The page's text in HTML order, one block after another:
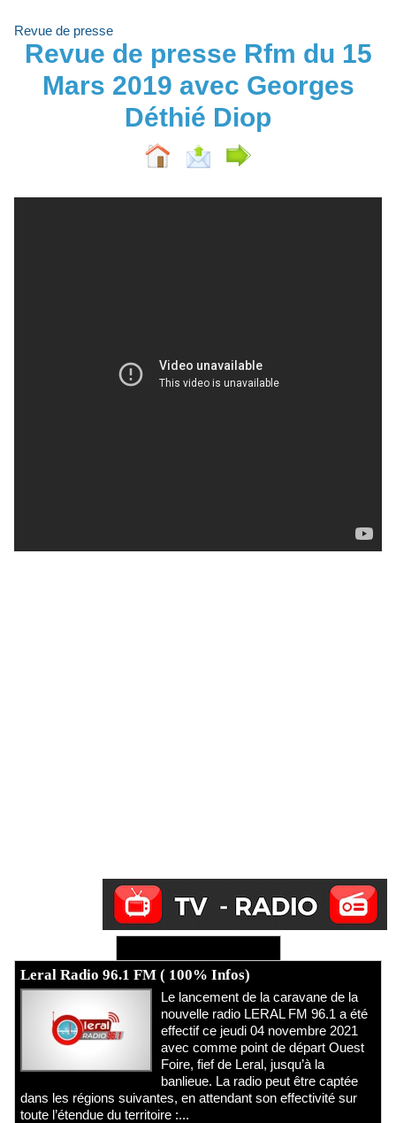
Revue de presse
Revue de presse Rfm du 15
Mars 2019 avec Georges
Déthié Diop
Leral Radio 96.1 FM ( 100% Infos)
Le lancement de la caravane de la
nouvelle radio LERAL FM 96.1 a été
effectif ce jeudi 04 novembre 2021
avec comme point de départ Ouest
Foire, fief de Leral, jusqu’à la
banlieue. La radio peut être captée
dans les régions suivantes, en attendant son effectivité sur
toute l’étendue du territoire :...